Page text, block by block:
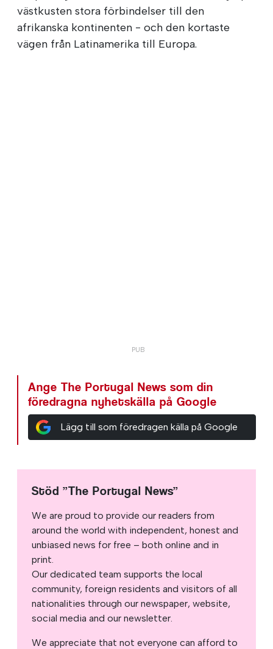
västkusten stora förbindelser till den
afrikanska kontinenten - och den kortaste
vägen från Latinamerika till Europa.
Ange The Portugal News som din
föredragna nyhetskälla på Google
Lägg till som föredragen källa på Google
Stöd ”The Portugal News”
We are proud to provide our readers from
around the world with independent, honest and
unbiased news for free – both online and in
print.
Our dedicated team supports the local
community, foreign residents and visitors of all
nationalities through our newspaper, website,
social media and our newsletter.
We appreciate that not everyone can afford to